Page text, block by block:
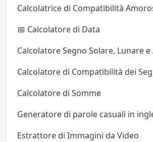
Calcolatrice di Compatibilità
📅 Calcolatore di Data
Calcolatore Segno Solare, Lunare e
Calcolatore di Compatibilità dei
Calcolatore di Somme
Generatore di parole casuali in
Estrattore di Immagini da Video